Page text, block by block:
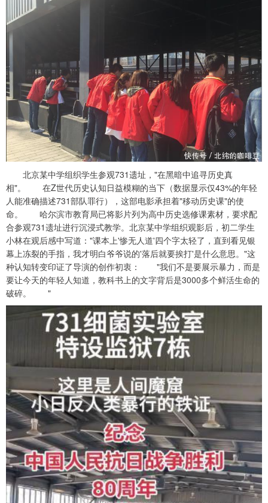
北京某中学组织学生参观731遗址，"在黑暗中追寻历史真
相"。 在Z世代历史认知日益模糊的当下（数据显示仅43%的年轻
人能准确描述731部队罪行），这部电影承担着"移动历史课"的使
命。 哈尔滨市教育局已将影片列为高中历史选修课素材，要求配
合参观731遗址进行沉浸式教学。北京某中学组织观影后，初二学生
小林在观后感中写道："课本上'惨无人道'四个字太轻了，直到看见银
幕上冻裂的手指，我才明白爷爷说的'落后就要挨打'是什么意思。"这
种认知转变印证了导演的创作初衷： "我们不是要展示暴力，而是
要让今天的年轻人知道，教科书上的文字背后是3000多个鲜活生命的
破碎。 "